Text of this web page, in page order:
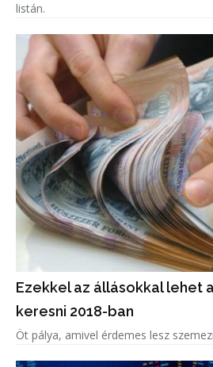
listán.
Ezekkel az állásokkal lehet
keresni 2018-ban
Öt pálya, amivel érdemes lesz